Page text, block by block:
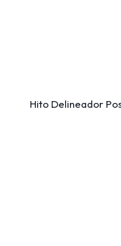
Hito Delineador